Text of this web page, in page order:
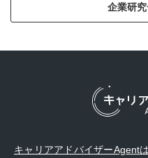
企業研
キャリアアドバイザーAgent